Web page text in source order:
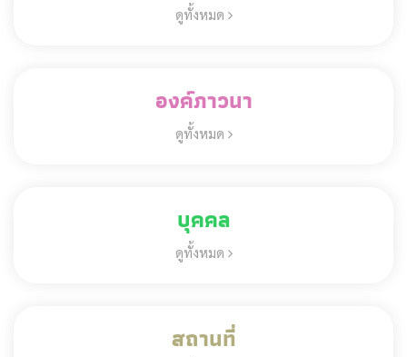
ดูทั้งหมด
องค์ภาวนา
ดูทั้งหมด
บุคคล
ดูทั้งหมด
สถานที่